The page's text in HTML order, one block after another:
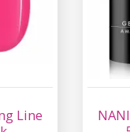
Line